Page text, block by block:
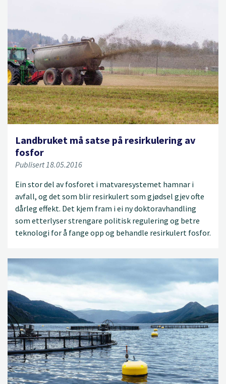
Landbruket må satse på resirkulering av
fosfor
Publisert 18.05.2016
Ein stor del av fosforet i matvaresystemet hamnar i
avfall, og det som blir resirkulert som gjødsel gjev ofte
dårleg effekt. Det kjem fram i ei ny doktoravhandling
som etterlyser strengare politisk regulering og betre
teknologi for å fange opp og behandle resirkulert fosfor.